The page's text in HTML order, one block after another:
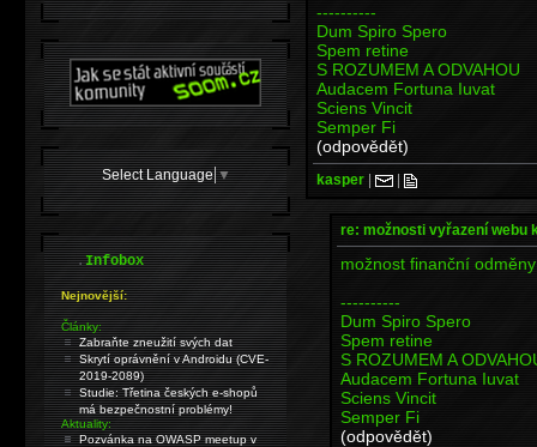
----------
Dum Spiro Spero
Spem retine
S ROZUMEM A ODVAHOU
Audacem Fortuna Iuvat
Sciens Vincit
Semper Fi
(odpovědět)
kasper | |
re: možnosti vyřazení webu
možnost finanční odměny
----------
Dum Spiro Spero
Spem retine
S ROZUMEM A
Audacem Fortuna Iuvat
Sciens Vincit
Semper Fi
(odpovědět)
Select Language ▼
.Infobox
Nejnovější:
Články:
Zabraňte zneužití svých dat
Skrytí oprávnění v Androidu (CVE-
2019-2089)
Studie: Třetina českých e-shopů
má bezpečnostní problémy!
Aktuality:
Pozvánka na OWASP meetup v